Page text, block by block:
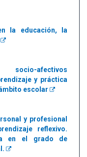
la educación, la
afectivos
y práctica
escolar
y profesional
reflexivo.
en el grado de